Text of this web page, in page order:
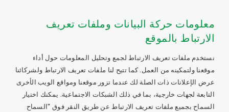
معلومات حركة البيانات وملفات تعريف
الارتباط بالموقع
نستخدم ملفات تعريف الارتباط لجمع وتحليل المعلومات حول أداء
موقعنا ولتمكينه من العمل. كما تتيح لنا ملفات تعريف الارتباط ولشركائنا
عرض الإعلانات ذات الصلة لك عندما تزور موقعنا ومواقع الويب الأخرى
التابعة لجهات خارجية، بما في ذلك الشبكات الاجتماعية. يمكنك اختيار
السماح بجميع ملفات تعريف الارتباط عن طريق النقر فوق "السماح